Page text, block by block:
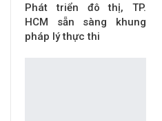
Phát triển đô thị, TP.
HCM sẵn sàng khung
pháp lý thực thi